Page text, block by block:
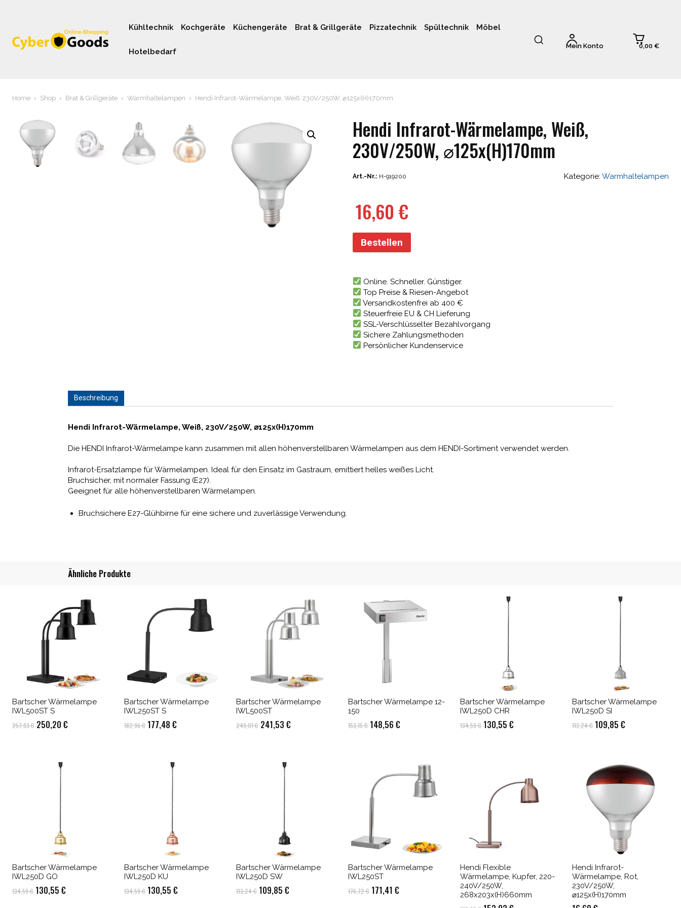
Kühltechnik Kochgeräte Küchengeräte Brat & Grillgeräte Pizzatechnik Spültechnik Möbel
Hotelbedarf
Mein Konto 0,00 €
Home Shop Brat & Grillgeräte Warmhaltelampen Hendi Infrarot-Wärmelampe, Weiß, 230V/250W, ⌀125x(H)170mm
Hendi Infrarot-Wärmelampe, Weiß,
230V/250W, ⌀125x(H)170mm
Art.-Nr.: H-919200 Kategorie: Warmhaltelampen
16,60 €
Bestellen
Online. Schneller. Günstiger.
Top Preise & Riesen-Angebot
Versandkostenfrei ab 400 €
Steuerfreie EU & CH Lieferung
SSL-Verschlüsselter Bezahlvorgang
Sichere Zahlungsmethoden
Persönlicher Kundenservice
Beschreibung
Hendi Infrarot-Wärmelampe, Weiß, 230V/250W, ⌀125x(H)170mm
Die HENDI Infrarot-Wärmelampe kann zusammen mit allen höhenverstellbaren Wärmelampen aus dem HENDI-Sortiment verwendet werden.
Infrarot-Ersatzlampe für Wärmelampen. Ideal für den Einsatz im Gastraum, emittiert helles weißes Licht.
Bruchsicher, mit normaler Fassung (E27).
Geeignet für alle höhenverstellbaren Wärmelampen.
Bruchsichere E27-Glühbirne für eine sichere und zuverlässige Verwendung.
Ähnliche Produkte
Bartscher Wärmelampe
IWL500ST S
257,93€ Ursprünglicher
257,93 €
250,20 €Aktueller
Bartscher Wärmelampe
IWL250ST S
182,96€ Ursprünglicher
182,96 €
177,48 €Aktueller
Bartscher Wärmelampe
IWL500ST
249,01€ Ursprünglicher
249,01 €
241,53 €Aktueller
Bartscher Wärmelampe 12-
150
153,15€ Ursprünglicher
148,56 €Aktueller
148,56 €.
Bartscher Wärmelampe
IWL250D CHR
134,59€ Ursprünglicher
130,55 €Aktueller
Bartscher Wärmelampe
IWL250D SI
113,24€ Ursprünglicher
113,24 €
109,85 €Aktueller
109,85 €.
Bartscher Wärmelampe
IWL250D GO
134,59€ Ursprünglicher
130,55 €Aktueller
Bartscher Wärmelampe
IWL250D KU
134,59€ Ursprünglicher
130,55 €Aktueller
Bartscher Wärmelampe
IWL250D SW
113,24€ Ursprünglicher
109,85 €Aktueller
Bartscher Wärmelampe
IWL250ST
176,72€ Ursprünglicher
171,41 €Aktueller
Hendi Flexible
Wärmelampe, Kupfer, 220-
240V/250W,
268x203x(H)660mm
Hendi Infrarot-
Wärmelampe, Rot,
230V/250W,
⌀125x(H)170mm